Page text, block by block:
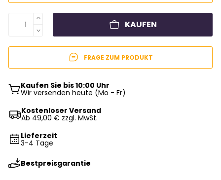
KAUFEN
FRAGE ZUM PRODUKT
Kaufen Sie bis 10:00 Uhr
Wir versenden heute (Mo - Fr)
Kostenloser Versand
Ab 49,00 € zzgl. MwSt.
Lieferzeit
3-4 Tage
Bestpreisgarantie